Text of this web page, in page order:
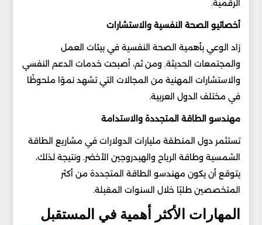
الرقمية.
أخصائيو الصحة النفسية والاستشارات
زاد الوعي بأهمية الصحة النفسية في بيئات العمل
والمجتمعات الحديثة. ومن ثم، أصبحت خدمات الدعم النفسي
والاستشارات المهنية من المجالات التي تشهد نموًا ملحوظًا
في مختلف الدول العربية.
مهندسو الطاقة المتجددة والاستدامة
تستثمر دول المنطقة مليارات الدولارات في مشاريع الطاقة
الشمسية وطاقة الرياح والهيدروجين الأخضر. ونتيجة لذلك،
يتوقع أن يكون مهندسو الطاقة المتجددة من أكثر
المتخصصين طلبًا خلال السنوات المقبلة.
المهارات الأكثر أهمية في المستقبل